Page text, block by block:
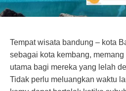
Tempat wisata bandung – kota
sebagai kota kembang,
utama bagi mereka yang lelah
Tidak perlu meluangkan waktu